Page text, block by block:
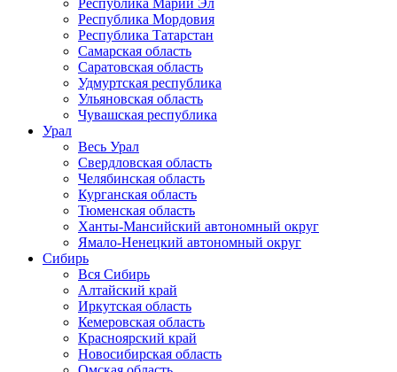
Республика Марий Эл
Республика Мордовия
Республика Татарстан
Самарская область
Саратовская область
Удмуртская республика
Ульяновская область
Чувашская республика
Урал
Весь Урал
Свердловская область
Челябинская область
Курганская область
Тюменская область
Ханты-Мансийский автономный округ
Ямало-Ненецкий автономный округ
Сибирь
Вся Сибирь
Алтайский край
Иркутская область
Кемеровская область
Красноярский край
Новосибирская область